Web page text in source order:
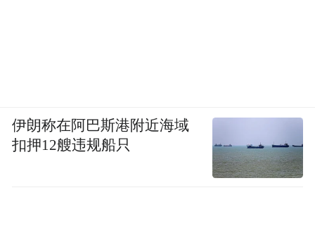
伊朗称在阿巴斯港附近海域
扣押12艘违规船只